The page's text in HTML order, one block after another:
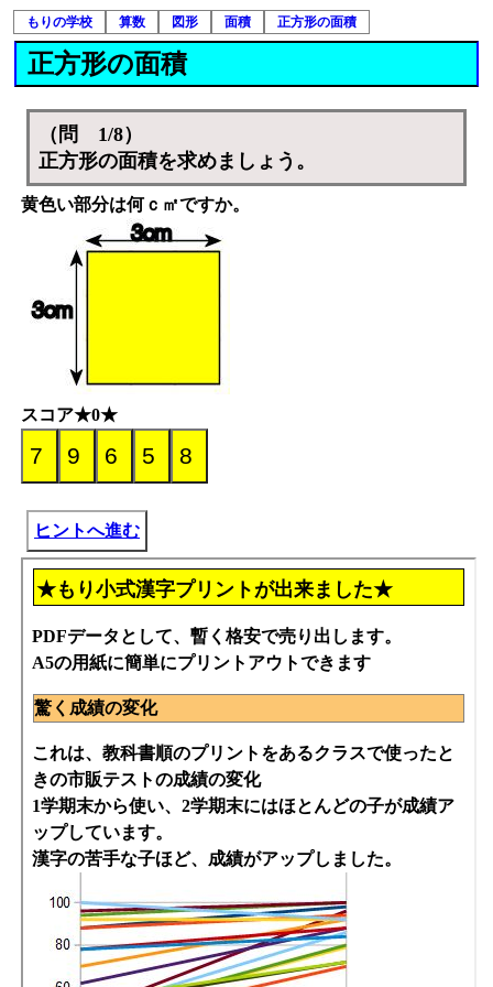
もりの学校 算数 図形 面積 正方形の面積
正方形の面積
（問 1/8）
正方形の面積を求めましょう。
黄色い部分は何ｃ㎡ですか。
スコア★0★
ヒントへ進む